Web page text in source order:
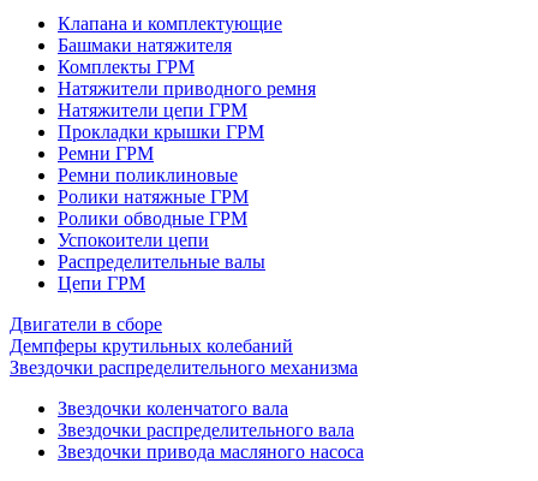
Клапана и комплектующие
Башмаки натяжителя
Комплекты ГРМ
Натяжители приводного ремня
Натяжители цепи ГРМ
Прокладки крышки ГРМ
Ремни ГРМ
Ремни поликлиновые
Ролики натяжные ГРМ
Ролики обводные ГРМ
Успокоители цепи
Распределительные валы
Цепи ГРМ
Двигатели в сборе
Демпферы крутильных колебаний
Звездочки распределительного механизма
Звездочки коленчатого вала
Звездочки распределительного вала
Звездочки привода масляного насоса